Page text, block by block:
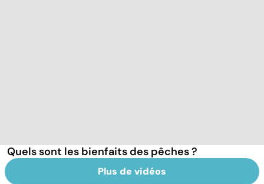
Quels sont les bienfaits des pêches ?
Plus de vidéos